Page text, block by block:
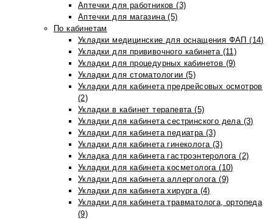
Аптечки для работников (3)
Аптечки для магазина (5)
По кабинетам
Укладки медицинские для оснащения ФАП (14)
Укладки для прививочного кабинета (11)
Укладки для процедурных кабинетов (9)
Укладки для стоматологии (5)
Укладки для кабинета предрейсовых осмотров
(2)
Укладки в кабинет терапевта (5)
Укладки для кабинета сестринского дела (3)
Укладки для кабинета педиатра (3)
Укладки для кабинета гинеколога (3)
Укладка для кабинета гастроэнтеролога (2)
Укладки для кабинета косметолога (10)
Укладки для кабинета аллерголога (9)
Укладки для кабинета хирурга (4)
Укладки для кабинета травматолога, ортопеда
(9)